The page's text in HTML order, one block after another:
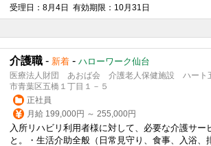
受理日：8月4日 有効期限：10月31日
介護職 - 新着 - ハローワーク仙台
医療法人財団 あおば会 介護老人保健施設 ハート
市青葉区五橋１丁目１－５
正社員
月給 199,000円 ～ 255,000円
入所リハビリ利用者様に対して、必要な介護サー
と。・生活介助全般（日常 見守り
、食事、入浴、